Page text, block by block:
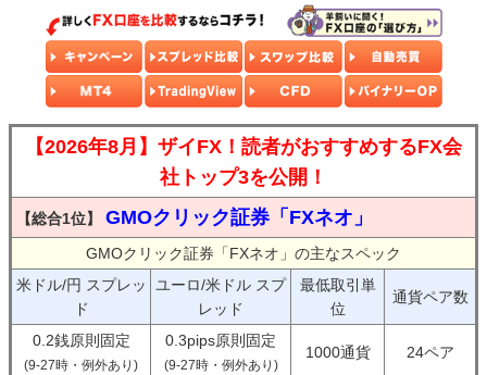
【2026年8月】ザイFX！読者がおすすめするFX会
社トップ3を公開！
【総合1位】 GMOクリック証券「FXネオ」
GMOクリック証券「FXネオ」の主なスペック
米ドル/円 スプレッ
ド
ユーロ/米ドル スプ
レッド
最低取引単
位
通貨ペア数
0.2銭原則固定
(9-27時・例外あり)
0.3pips原則固定
(9-27時・例外あり)
1000通貨 24ペア